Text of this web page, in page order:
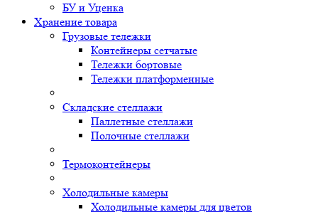
БУ и Уценка
Хранение товара
Грузовые тележки
Контейнеры сетчатые
Тележки бортовые
Тележки платформенные
Складские стеллажи
Паллетные стеллажи
Полочные стеллажи
Термоконтейнеры
Холодильные камеры
Холодильные камеры для цветов